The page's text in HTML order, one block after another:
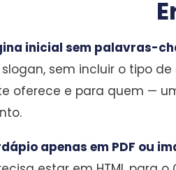
inicial sem palavras-
sem incluir o tipo
oferece e para quem —
apenas em PDF ou